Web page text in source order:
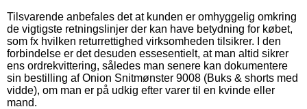
Tilsvarende anbefales det at kunden er omhyggelig omkring
de vigtigste retningslinjer der kan have betydning for købet,
som fx hvilken returrettighed virksomheden tilsikrer. I den
forbindelse er det desuden essesentielt, at man altid sikrer
ens ordrekvittering, således man senere kan dokumentere
sin bestilling af Onion Snitmønster 9008 (Buks & shorts med
vidde), om man er på udkig efter varer til en kvinde eller
mand.